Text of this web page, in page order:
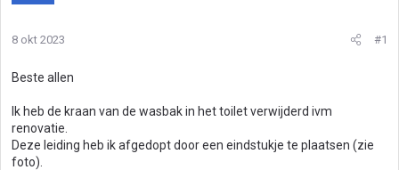
8 okt 2023 #1
Beste allen
Ik heb de kraan van de wasbak in het toilet verwijderd ivm
renovatie.
Deze leiding heb ik afgedopt door een eindstukje te plaatsen (zie
foto).